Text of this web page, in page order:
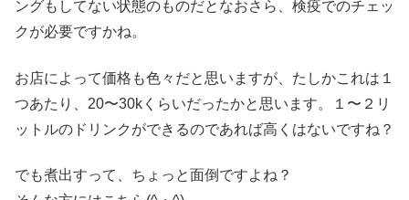
ングもしてない状態のものだとなおさら、検疫でのチェッ
クが必要ですかね。
お店によって価格も色々だと思いますが、たしかこれは１
つあたり、20〜30kくらいだったかと思います。１〜２リ
ットルのドリンクができるのであれば高くはないですね？
でも煮出すって、ちょっと面倒ですよね？